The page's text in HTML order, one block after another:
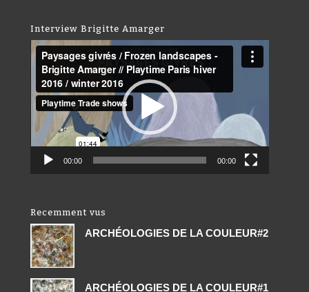
Interview Brigitte Amarger
Lecteur
vidéo
00:00 00:00
Recemment vus
ARCHÉOLOGIES DE LA COULEUR#2
ARCHÉOLOGIES DE LA COULEUR#1